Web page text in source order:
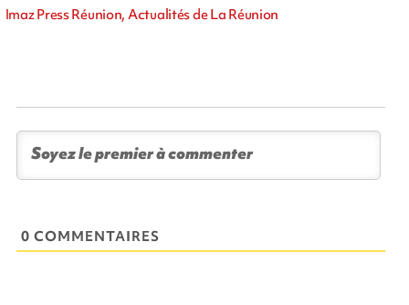
Imaz Press Réunion, Actualités de La Réunion
0 COMMENTAIRES